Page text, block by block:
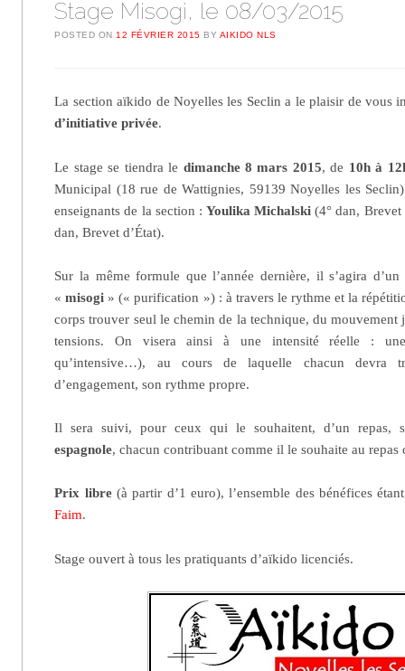
Stage Misogi, le 08/03/2015
POSTED ON12 FÉVRIER 2015 BY AIKIDO NLS
La section aïkido de Noyelles les Seclin a le plaisir de vous
d’initiative privée.
Le stage se tiendra le dimanche 8 mars 2015, de 10h à
Municipal (18 rue de Wattignies, 59139 Noyelles les
enseignants de la section : Youlika Michalski (4° dan,
dan, Brevet d’État).
Sur la même formule que l’année dernière, il s’agira
«misogi » (« purification ») : à travers le rythme et la
corps trouver seul le chemin de la technique, du mouvement
tensions. On visera ainsi à une intensité réelle :
qu’intensive…), au cours de laquelle chacun devra
d’engagement, son rythme propre.
Il sera suivi, pour ceux qui le souhaitent, d’un repas,
espagnole, chacun contribuant comme il le souhaite au repas
Prix libre(à partir d’1 euro), l’ensemble des bénéfices
Faim.
Stage ouvert à tous les pratiquants d’aïkido licenciés.